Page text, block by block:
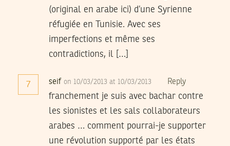
(original en arabe ici) d’une Syrienne
réfugiée en Tunisie. Avec ses
imperfections et même ses
contradictions, il […]
7 seif on 10/03/2013 at 10/03/2013 Reply
franchement je suis avec bachar contre
les sionistes et les sals collaborateurs
arabes … comment pourrai-je supporter
une révolution supporté par les états